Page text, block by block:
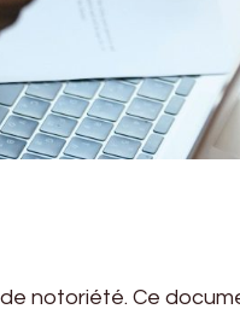
notoriété. Ce